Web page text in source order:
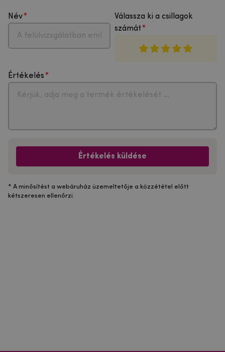
Név
Válassza ki a csillagok
számát
Értékelés
Értékelés küldése
* A minősítést a webáruház üzemeltetője a közzététel előtt
kétszeresen ellenőrzi.